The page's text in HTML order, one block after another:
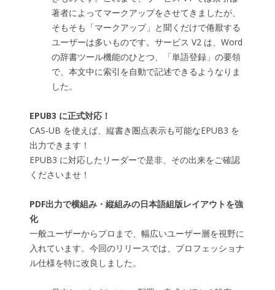
著者によってマークアップをさせてきましたが、
そもそも「マークアップ」と聞くだけで倦厭する
ユーザーは多いものです。サービス V2 は、Word
の辞書ツール機能のひとつ、「単語登録」の要領
で、本文中に索引を自動で記述できるようなりま
した。
EPUB3 に正式対応！
CAS-UB を使えば、縦書き圏点表示も可能なEPUB3 を
出力できます！
EPUB3 に対応したリーダーで是非、その出来をご確認
くださいませ！
PDF出力で横組み・縦組みの日本語組版レイアウトを強
化
一般ユーザーからプロまで、幅広いユーザー層を視野に
入れています。今回のリリースでは、プロフェッショナ
ル仕様を特に改良しました。